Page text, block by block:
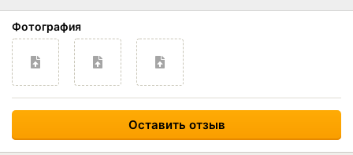
Фотография